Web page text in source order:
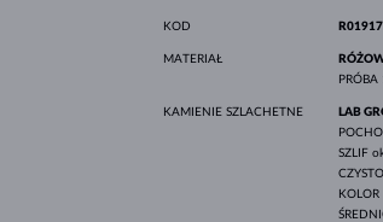
KOD
MATERIAŁ
PRÓBA
KAMIENIE SZLACHETNE
LAB
SZLIF
KOLOR